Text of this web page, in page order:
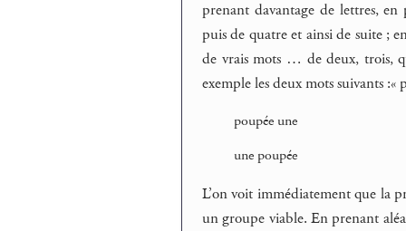
prenant davantage de lettres,
puis de quatre et ainsi de suite ;
de vrais mots … de deux, trois,
exemple les deux mots suivants
poupée une
une poupée
L’on voit immédiatement que la
un groupe viable. En prenant